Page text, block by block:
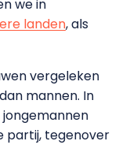
we in
landen, als
vergeleken
dan mannen. In
partij, tegenover